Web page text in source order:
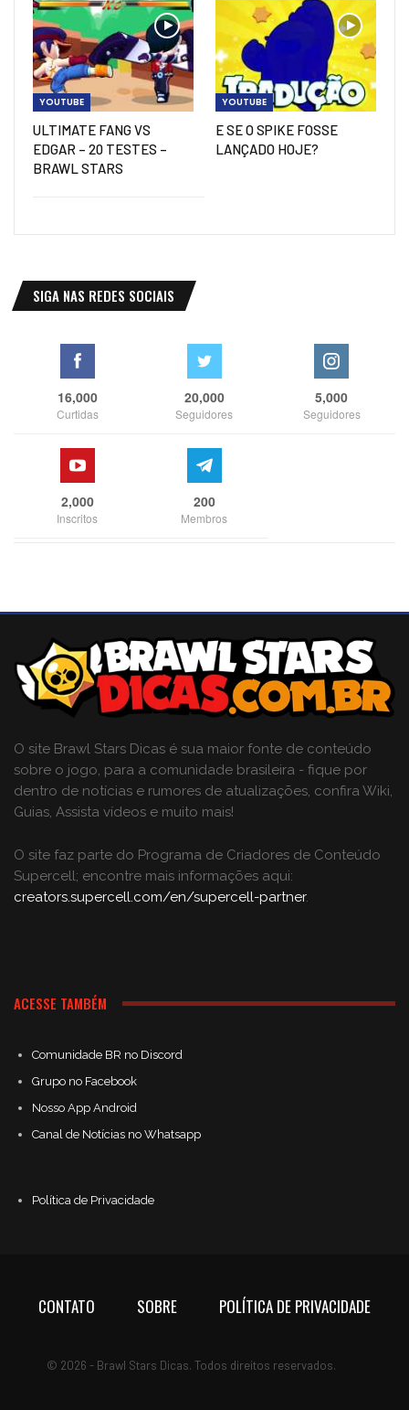
YOUTUBE
ULTIMATE FANG VS
EDGAR – 20 TESTES –
BRAWL STARS
YOUTUBE
E SE O SPIKE FOSSE
LANÇADO HOJE?
SIGA NAS REDES SOCIAIS
16,000
Curtidas
20,000
Seguidores
5,000
Seguidores
2,000
Inscritos
200
Membros
O site Brawl Stars Dicas é sua maior fonte de conteúdo
sobre o jogo, para a comunidade brasileira - fique por
dentro de notícias e rumores de atualizações, confira Wiki,
Guias, Assista vídeos e muito mais!
O site faz parte do Programa de Criadores de Conteúdo
Supercell; encontre mais informações aqui:
creators.supercell.com/en/supercell-partner.
ACESSE TAMBÉM
Comunidade BR no Discord
Grupo no Facebook
Nosso App Android
Canal de Notícias no Whatsapp
Política de Privacidade
CONTATO SOBRE POLÍTICA DE PRIVACIDADE
© 2026 - Brawl Stars Dicas. Todos direitos reservados.